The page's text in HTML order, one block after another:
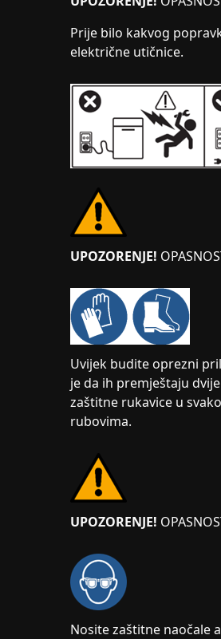
Prije bilo kakvog
električne utičnice.
UPOZORENJE!
Uvijek budite oprezni
je da ih premještaju
zaštitne rukavice u
rubovima.
UPOZORENJE!
Nosite zaštitne naočale